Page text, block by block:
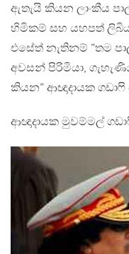
ඇතැයි කියන ලාංකීය
හිමිකම් සහ යහපත්
එසේත් නැතිනම් ”තම
අවසන් පිරිමියා,
කියන” ආඥාදායක ගඩාෆි
ආඥාදායක මුවම්මල්